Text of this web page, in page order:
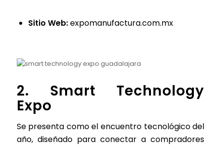
Sitio Web:expomanufactura.com.mx
2. Smart Technology
Expo
Se presenta como el encuentro tecnológico del
año, diseñado para conectar a compradores